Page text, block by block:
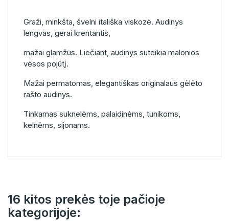
Graži, minkšta, švelni itališka viskozė. Audinys
lengvas, gerai krentantis,
mažai glamžus. Liečiant, audinys suteikia malonios
vėsos pojūtį.
Mažai permatomas, elegantiškas originalaus gėlėto
rašto audinys.
Tinkamas suknelėms, palaidinėms, tunikoms,
kelnėms, sijonams.
16 kitos prekės toje pačioje
kategorijoje: